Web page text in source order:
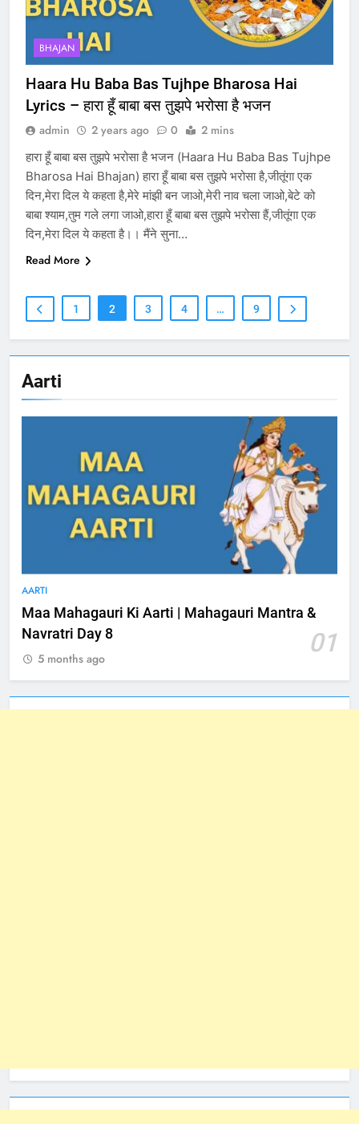
Aarti
AARTI
Maa Mahagauri Ki Aarti | Mahagauri Mantra &
Navratri Day 8
01
5 months ago
BHAJAN
Haara Hu Baba Bas Tujhpe Bharosa Hai
Lyrics – हारा हूँ बाबा बस तुझपे भरोसा है भजन
admin 2 years ago 0 2 mins
हारा हूँ बाबा बस तुझपे भरोसा है भजन (Haara Hu Baba Bas Tujhpe
Bharosa Hai Bhajan) हारा हूँ बाबा बस तुझपे भरोसा है,जीतूंगा एक
दिन,मेरा दिल ये कहता है,मेरे मांझी बन जाओ,मेरी नाव चला जाओ,बेटे को
बाबा श्याम,तुम गले लगा जाओ,हारा हूँ बाबा बस तुझपे भरोसा हैं,जीतूंगा एक
दिन,मेरा दिल ये कहता है।। मैंने सुना…
Read More
1 2 3 4 … 9